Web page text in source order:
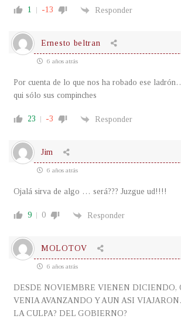
1 -13 Responder
Ernesto beltran
6 años atrás
Por cuenta de lo que nos ha robado ese
qui sólo sus compinches
23 -3 Responder
Jim
6 años atrás
Ojalá sirva de algo … será??? Juzgue ud!!!!
9 0 Responder
MOLOTOV
6 años atrás
DESDE NOVIEMBRE VIENEN DICIENDO,
VENIA AVANZANDO Y AUN ASI
LA CULPA? DEL GOBIERNO?